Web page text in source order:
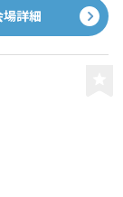
場詳細